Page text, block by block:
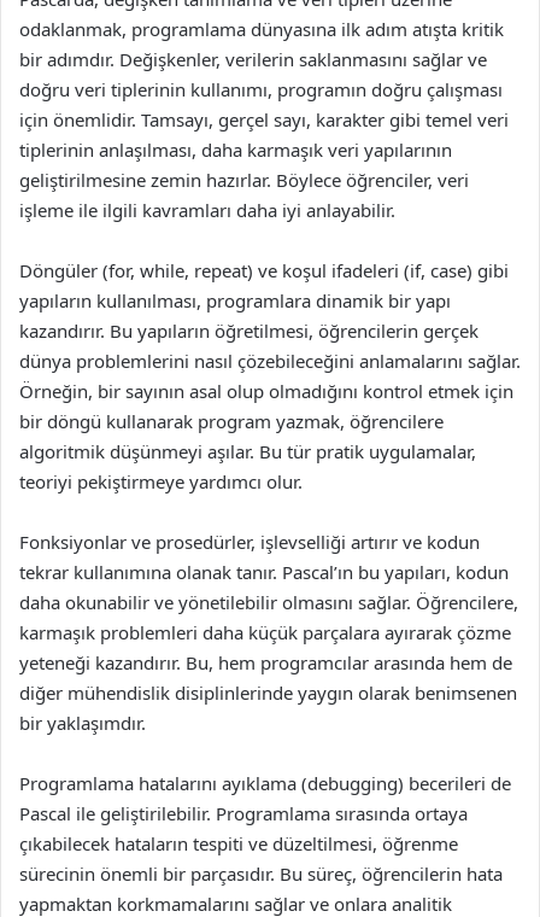
odaklanmak, programlama dünyasına ilk adım atışta kritik
bir adımdır. Değişkenler, verilerin saklanmasını sağlar ve
doğru veri tiplerinin kullanımı, programın doğru çalışması
için önemlidir. Tamsayı, gerçel sayı, karakter gibi temel veri
tiplerinin anlaşılması, daha karmaşık veri yapılarının
geliştirilmesine zemin hazırlar. Böylece öğrenciler, veri
işleme ile ilgili kavramları daha iyi anlayabilir.
Döngüler (for, while, repeat) ve koşul ifadeleri (if, case) gibi
yapıların kullanılması, programlara dinamik bir yapı
kazandırır. Bu yapıların öğretilmesi, öğrencilerin gerçek
dünya problemlerini nasıl çözebileceğini anlamalarını sağlar.
Örneğin, bir sayının asal olup olmadığını kontrol etmek için
bir döngü kullanarak program yazmak, öğrencilere
algoritmik düşünmeyi aşılar. Bu tür pratik uygulamalar,
teoriyi pekiştirmeye yardımcı olur.
Fonksiyonlar ve prosedürler, işlevselliği artırır ve kodun
tekrar kullanımına olanak tanır. Pascal’ın bu yapıları, kodun
daha okunabilir ve yönetilebilir olmasını sağlar. Öğrencilere,
karmaşık problemleri daha küçük parçalara ayırarak çözme
yeteneği kazandırır. Bu, hem programcılar arasında hem de
diğer mühendislik disiplinlerinde yaygın olarak benimsenen
bir yaklaşımdır.
Programlama hatalarını ayıklama (debugging) becerileri de
Pascal ile geliştirilebilir. Programlama sırasında ortaya
çıkabilecek hataların tespiti ve düzeltilmesi, öğrenme
sürecinin önemli bir parçasıdır. Bu süreç, öğrencilerin hata
yapmaktan korkmamalarını sağlar ve onlara analitik